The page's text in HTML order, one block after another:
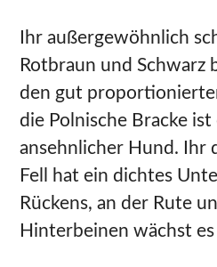
Ihr außergewöhnlich
Rotbraun und Schwarz
den gut
die Polnische Bracke
ansehnlicher Hund. Ihr
Fell hat ein dichtes
Rückens, an der Rute
Hinterbeinen wächst